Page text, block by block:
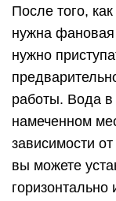
После того,
нужна фановая
нужно
работы. Вода в
намеченном
зависимости
вы можете
горизонтально